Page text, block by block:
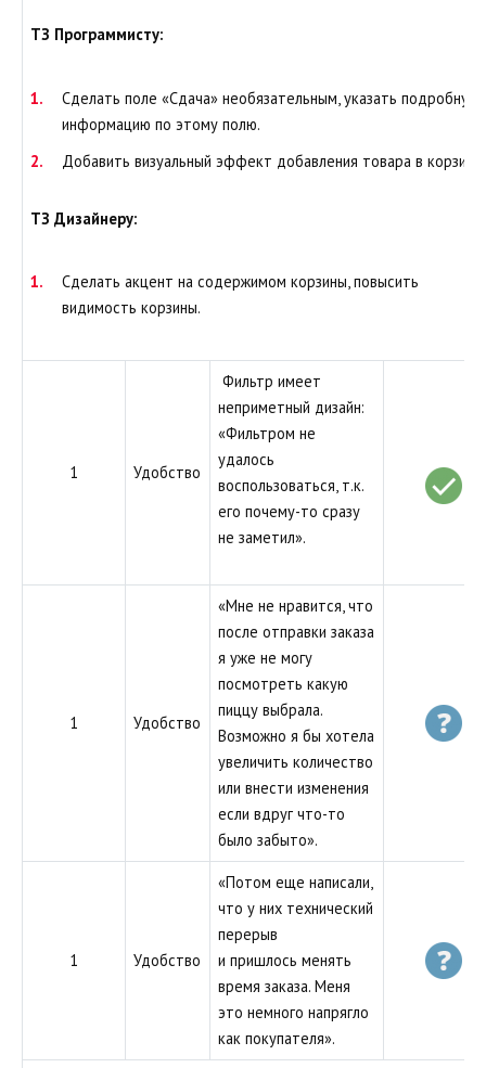
ТЗ Программисту:
Сделать поле «Сдача» необязательным, указать подробную
информацию по этому полю.
Добавить визуальный эффект добавления товара в корзину.
ТЗ Дизайнеру:
Сделать акцент на содержимом корзины, повысить
видимость корзины.
1 Удобство
Фильтр имеет
неприметный дизайн:
«Фильтром не
удалось
воспользоваться, т.к.
его почему-то сразу
не заметил».
1 Удобство
«Мне не нравится, что
после отправки заказа
я уже не могу
посмотреть какую
пиццу выбрала.
Возможно я бы хотела
увеличить количество
или внести изменения
если вдруг что-то
было забыто».
1 Удобство
«Потом еще написали,
что у них технический
перерыв
и пришлось менять
время заказа. Меня
это немного напрягло
как покупателя».